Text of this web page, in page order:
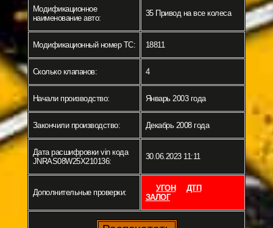
Модификационное
наименование авто:
35 Привод на все колеса
Модификационный номер ТС: 18811
Сколько клапанов: 4
Начали производство: Январь 2003 года
Закончили производство: Декабрь 2008 года
Дата расшифровки vin кода
JNRAS08W25X210136:
30.06.2023 11:11
Дополнительные проверки: УГОН
ДТП
ЗАЛОГ